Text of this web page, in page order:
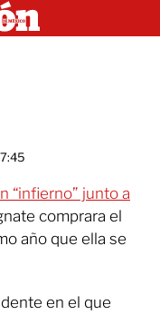
“infierno” junto a
comprara el
año que ella se
en el que